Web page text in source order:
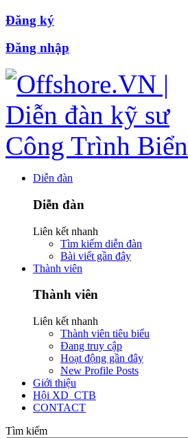
Đăng ký
Đăng nhập
Diễn đàn
Diễn đàn
Liên kết nhanh
Tìm kiếm diễn đàn
Bài viết gần đây
Thành viên
Thành viên
Liên kết nhanh
Thành viên tiêu biểu
Đang truy cập
Hoạt động gần đây
New Profile Posts
Giới thiệu
Hội XD_CTB
CONTACT
Tìm kiếm